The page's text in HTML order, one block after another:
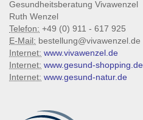
Gesundheitsberatung Vivawenzel
Ruth Wenzel
Telefon: +49 (0) 911 - 617 925
E-Mail: bestellung@vivawenzel.de
Internet: www.vivawenzel.de
Internet: www.gesund-shopping.de
Internet: www.gesund-natur.de